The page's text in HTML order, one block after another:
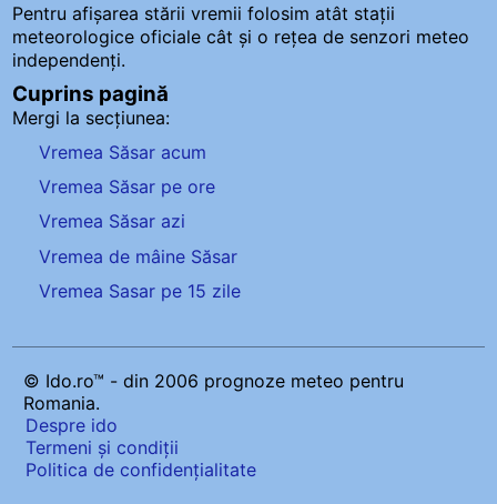
Pentru afișarea stării vremii folosim atât stații
meteorologice oficiale cât și o rețea de senzori meteo
independenți.
Cuprins pagină
Mergi la secțiunea:
Vremea Săsar acum
Vremea Săsar pe ore
Vremea Săsar azi
Vremea de mâine Săsar
Vremea Sasar pe 15 zile
© Ido.ro™ - din 2006 prognoze meteo pentru
Romania.
Despre ido
Termeni și condiții
Politica de confidențialitate